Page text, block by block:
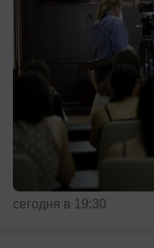
сегодня в 19:30